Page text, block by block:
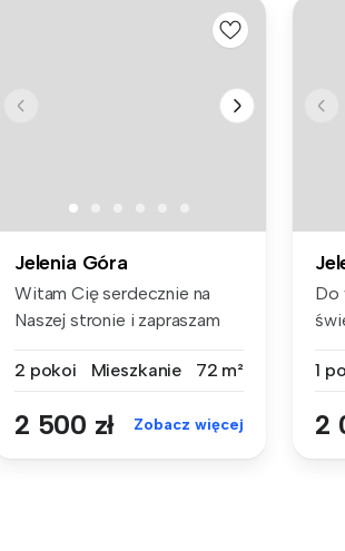
Jelenia Góra
Witam Cię serdecznie na
Naszej stronie i zapraszam
2 pokoi
Mieszkanie 72 m²
2 500 zł Zobacz więcej
Do
1
2